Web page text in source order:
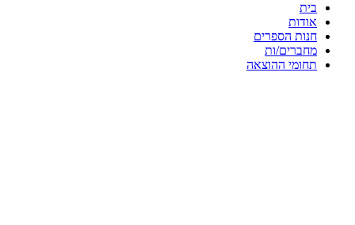
בית
אודות
חנות הספרים
מחברים/ות
תחומי ההוצאה